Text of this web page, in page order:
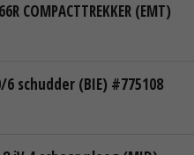
COMPACTTREKKER (EMT)
6 schudder (BIE) #775108